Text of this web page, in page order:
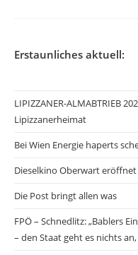
Erstaunliches aktuell:
LIPIZZANER-ALMABTRIEB
Lipizzanerheimat
Bei Wien Energie haperts
Dieselkino Oberwart
Die Post bringt allen was
FPÖ – Schnedlitz: „Bablers
– den Staat geht es nichts